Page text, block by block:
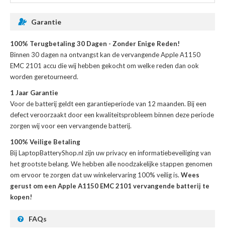
Garantie
100% Terugbetaling 30 Dagen - Zonder Enige Reden!
Binnen 30 dagen na ontvangst kan devervangende Apple A1150
EMC 2101 accu die wij hebben gekocht om welke reden dan ook
worden geretourneerd.
1 Jaar Garantie
Voor debatterij geldt een garantieperiode van 12 maanden. Bij een
defect veroorzaakt door een kwaliteitsprobleem binnen deze periode
zorgen wij voor een vervangende batterij.
100% Veilige Betaling
Bij LaptopBatteryShop.nl zijn uw privacy en informatiebeveiliging van
het grootste belang. We hebben alle noodzakelijke stappen genomen
om ervoor te zorgen dat uw winkelervaring 100% veilig is. Wees
gerust om een Apple A1150 EMC 2101 vervangende batterij te
kopen!
FAQs